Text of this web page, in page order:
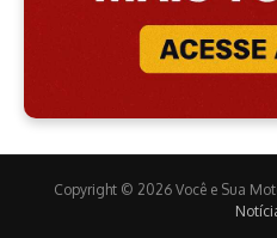
Copyright © 2026 Você e Sua